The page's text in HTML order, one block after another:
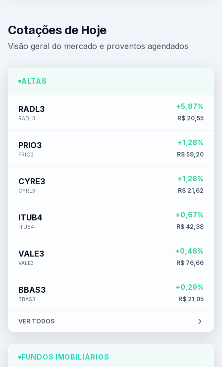
Cotações de Hoje
Visão geral do mercado e proventos agendados
ALTAS
RADL3
RADL3
+5,87%
R$ 20,55
PRIO3
PRIO3
+1,28%
R$ 59,20
CYRE3
CYRE3
+1,26%
R$ 21,62
ITUB4
ITUB4
+0,67%
R$ 42,38
VALE3
VALE3
+0,46%
R$ 76,66
BBAS3
BBAS3
+0,29%
R$ 21,05
VER TODOS
FUNDOS IMOBILIÁRIOS